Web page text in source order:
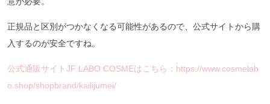
正規品と区別がつかなくなる可能性があるので、公式サイトから購
入するのが安全ですね。
公式通販サイトJF LABO COSMEはこちら：https://www.cosmelab
o.shop/shopbrand/kailijumei/